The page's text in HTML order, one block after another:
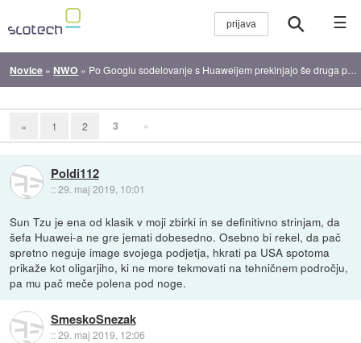
☰
Novice » NWO » Po Googlu sodelovanje s Huaweijem prekinjajo še druga podjetja
« 1 2 3 »
Poldi112
::29. maj 2019, 10:01
Sun Tzu je ena od klasik v moji zbirki in se definitivno strinjam, da
šefa Huawei-a ne gre jemati dobesedno. Osebno bi rekel, da pač
spretno neguje image svojega podjetja, hkrati pa USA spotoma
prikaže kot oligarjiho, ki ne more tekmovati na tehničnem področju,
pa mu pač meče polena pod noge.
SmeskoSnezak
::29. maj 2019, 12:06